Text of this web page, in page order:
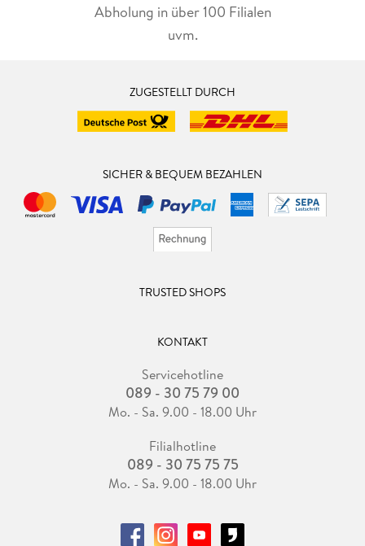
Abholung in über 100 Filialen
uvm.
ZUGESTELLT DURCH
SICHER & BEQUEM BEZAHLEN
TRUSTED SHOPS
KONTAKT
Servicehotline
089 - 30 75 79 00
Mo. - Sa. 9.00 - 18.00 Uhr
Filialhotline
089 - 30 75 75 75
Mo. - Sa. 9.00 - 18.00 Uhr